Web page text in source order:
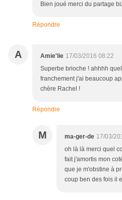
Bien joué merci du partage
Répondre
A Amie'lie 17/03/2016 08:22
Superbe brioche ! ahhhh
franchement j'ai beaucoup
chère Rachel !
Répondre
M ma-ger-de 17/03/
oh là là merci quel
fait j'amortis mon
que je m'obstine à
coup ben des fois il